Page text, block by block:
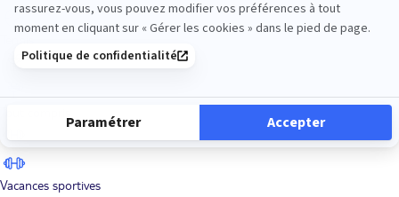
Vacances sportives